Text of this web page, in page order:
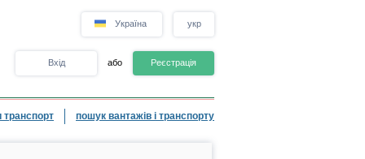
Україна укр
Вхід або Реєстрація
транспорт пошук вантажів і транспорту